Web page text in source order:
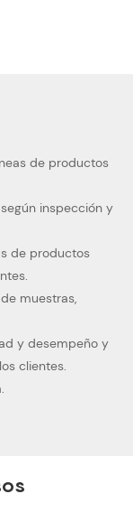
de productos
inspección y
de productos
muestras,
y desempeño y
clientes.